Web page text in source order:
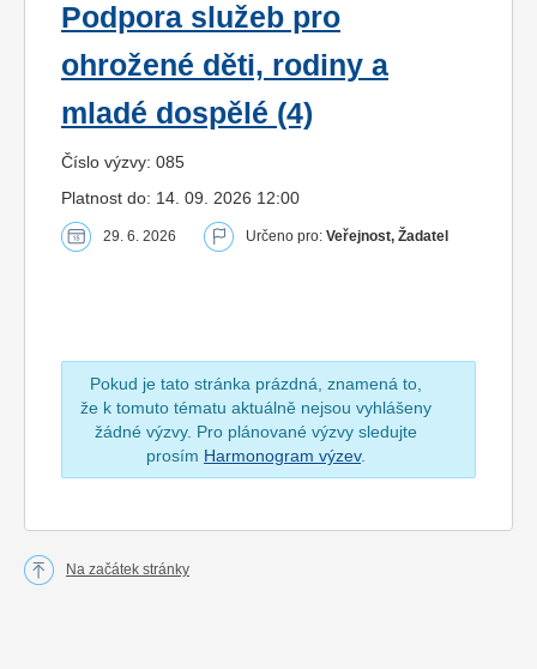
Podpora služeb pro
ohrožené děti, rodiny a
mladé dospělé (4)
Číslo výzvy: 085
Platnost do: 14. 09. 2026 12:00
29. 6. 2026 Určeno pro: Veřejnost, Žadatel
Pokud je tato stránka prázdná, znamená to,
že k tomuto tématu aktuálně nejsou vyhlášeny
žádné výzvy. Pro plánované výzvy sledujte
prosím Harmonogram výzev.
Na začátek stránky